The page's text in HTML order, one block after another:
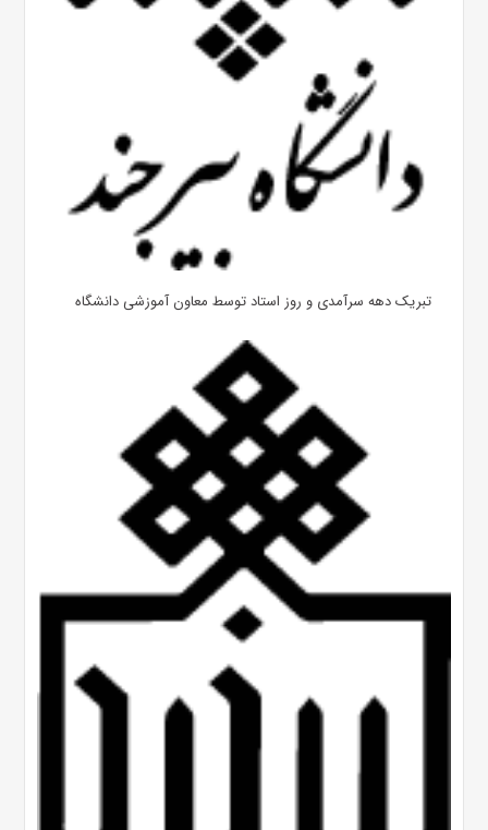
تبریک دهه سرآمدی و روز استاد توسط معاون آموزشی دانشگاه